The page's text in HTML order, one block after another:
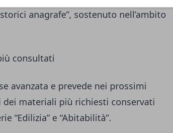
anagrafe”, sostenuto nell’ambito
consultati
avanzata e prevede nei prossimi
dei materiali più richiesti conservati
“Edilizia” e “Abitabilità”.